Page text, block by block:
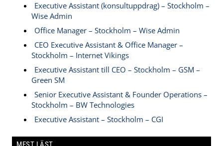
Executive Assistant (konsultuppdrag) – Stockholm –
Wise Admin
Office Manager – Stockholm – Wise Admin
CEO Executive Assistant & Office Manager –
Stockholm – Internet Vikings
Executive Assistant till CEO – Stockholm – GSM –
Green SM
Senior Executive Assistant & Founder Operations –
Stockholm – BW Technologies
Executive Assistant – Stockholm – CGI